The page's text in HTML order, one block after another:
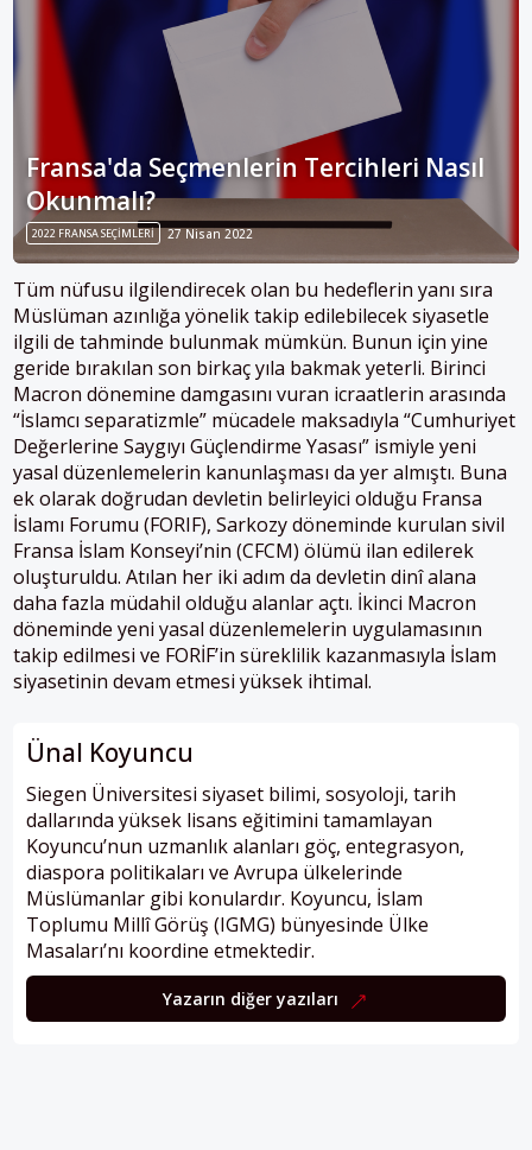
Fransa'da Seçmenlerin Tercihleri Nasıl
Okunmalı?
2022 FRANSA SEÇIMLERI 27 Nisan 2022
Tüm nüfusu ilgilendirecek olan bu hedeflerin yanı sıra
Müslüman azınlığa yönelik takip edilebilecek siyasetle
ilgili de tahminde bulunmak mümkün. Bunun için yine
geride bırakılan son birkaç yıla bakmak yeterli. Birinci
Macron dönemine damgasını vuran icraatlerin arasında
“İslamcı separatizmle” mücadele maksadıyla “Cumhuriyet
Değerlerine Saygıyı Güçlendirme Yasası” ismiyle yeni
yasal düzenlemelerin kanunlaşması da yer almıştı. Buna
ek olarak doğrudan devletin belirleyici olduğu Fransa
İslamı Forumu (FORIF), Sarkozy döneminde kurulan sivil
Fransa İslam Konseyi’nin (CFCM) ölümü ilan edilerek
oluşturuldu. Atılan her iki adım da devletin dinî alana
daha fazla müdahil olduğu alanlar açtı. İkinci Macron
döneminde yeni yasal düzenlemelerin uygulamasının
takip edilmesi ve FORİF’in süreklilik kazanmasıyla İslam
siyasetinin devam etmesi yüksek ihtimal.
Ünal Koyuncu
Siegen Üniversitesi siyaset bilimi, sosyoloji, tarih
dallarında yüksek lisans eğitimini tamamlayan
Koyuncu’nun uzmanlık alanları göç, entegrasyon,
diaspora politikaları ve Avrupa ülkelerinde
Müslümanlar gibi konulardır. Koyuncu, İslam
Toplumu Millî Görüş (IGMG) bünyesinde Ülke
Masaları’nı koordine etmektedir.
Yazarın diğer yazıları